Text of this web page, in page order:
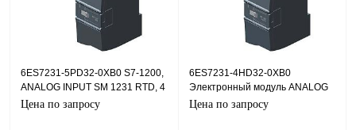
6ES7231-5PD32-0XB0 S7-1200,
ANALOG INPUT SM 1231 RTD, 4
AI
Цена по запросу
6ES7231-4HD32-0XB0
Электронный модуль ANALOG
INPUT SM 1231, 4AI
Цена по запросу